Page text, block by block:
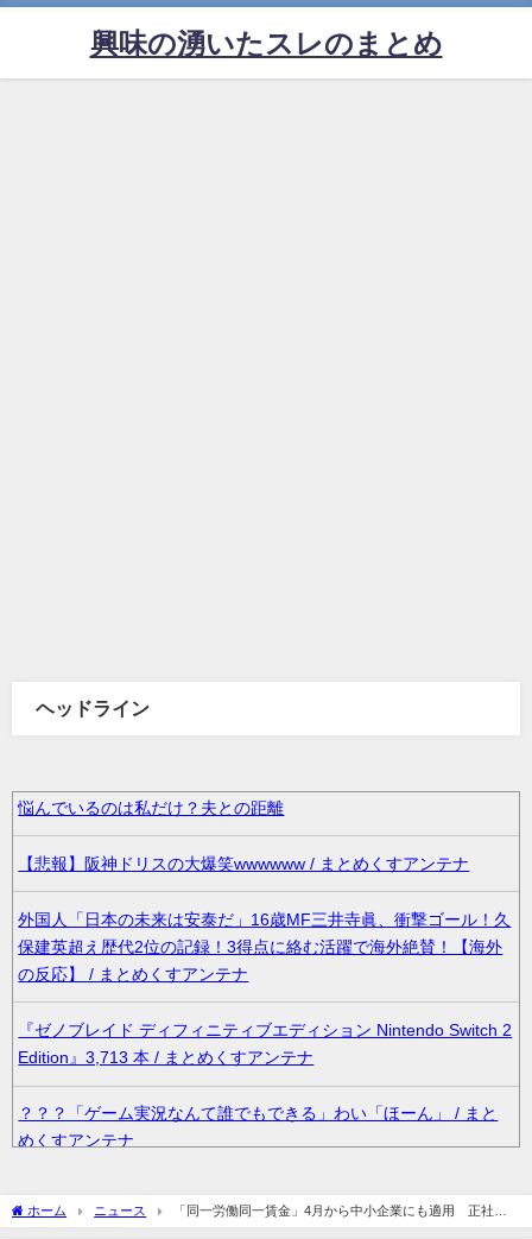
興味の湧いたスレのまとめ
ヘッドライン
悩んでいるのは私だけ？夫との距離
【悲報】阪神ドリスの大爆笑wwwwww / まとめくすアンテナ
外国人「日本の未来は安泰だ」16歳MF三井寺眞、衝撃ゴール！久
保建英超え歴代2位の記録！3得点に絡む活躍で海外絶賛！【海外
の反応】 / まとめくすアンテナ
『ゼノブレイド ディフィニティブエディション Nintendo Switch 2
Edition』3,713 本 / まとめくすアンテナ
？？？「ゲーム実況なんて誰でもできる」わい「ほーん」 / まと
めくすアンテナ
【悲報】アイドルが歌下手な理由 / まとめくすアンテナ
ホーム ニュース
「同一労働同一賃金」4月から中小企業にも適用 正社員
の待遇引き下げで格差是正の懸念